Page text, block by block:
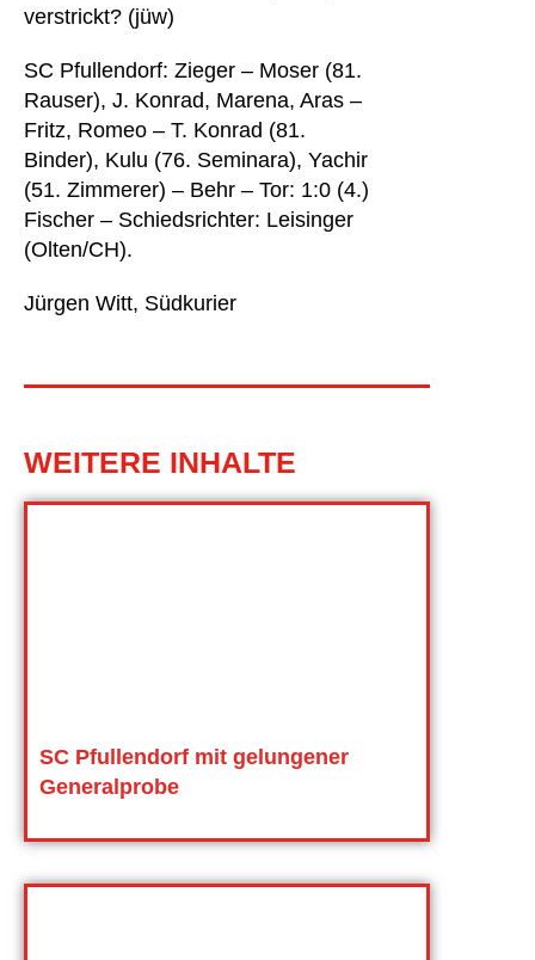
verstrickt? (jüw)
SC Pfullendorf: Zieger – Moser (81.
Rauser), J. Konrad, Marena, Aras –
Fritz, Romeo – T. Konrad (81.
Binder), Kulu (76. Seminara), Yachir
(51. Zimmerer) – Behr – Tor: 1:0 (4.)
Fischer – Schiedsrichter: Leisinger
(Olten/CH).
Jürgen Witt, Südkurier
WEITERE INHALTE
SC Pfullendorf mit gelungener
Generalprobe